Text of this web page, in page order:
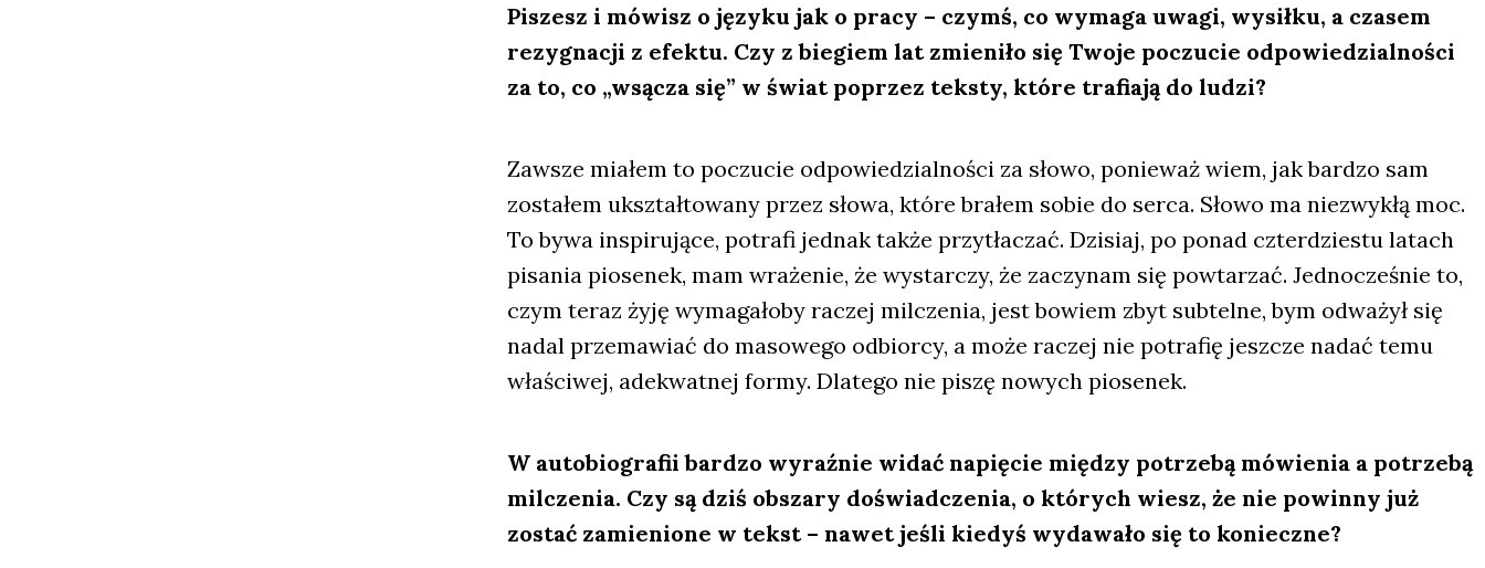
Piszesz i mówisz o języ­ku jak o pra­cy – czymś, co wyma­ga uwa­gi, wysił­ku, a cza­sem
rezy­gna­cji z efek­tu. Czy z bie­giem lat zmie­ni­ło się Two­je poczu­cie odpo­wie­dzial­no­ści
za to, co „wsą­cza się” w świat poprzez tek­sty, któ­re tra­fia­ją do ludzi?
Zawsze mia­łem to poczu­cie odpo­wie­dzial­no­ści za sło­wo, ponie­waż wiem, jak bar­dzo sam
zosta­łem ukształ­to­wa­ny przez sło­wa, któ­re bra­łem sobie do ser­ca. Sło­wo ma nie­zwy­kłą moc.
To bywa inspi­ru­ją­ce, potra­fi jed­nak tak­że przy­tła­czać. Dzi­siaj, po ponad czter­dzie­stu latach
pisa­nia pio­se­nek, mam wra­że­nie, że wystar­czy, że zaczy­nam się powta­rzać. Jed­no­cze­śnie to,
czym teraz żyję wyma­ga­ło­by raczej mil­cze­nia, jest bowiem zbyt sub­tel­ne, bym odwa­żył się
nadal prze­ma­wiać do maso­we­go odbior­cy, a może raczej nie potra­fię jesz­cze nadać temu
wła­ści­wej, ade­kwat­nej for­my. Dla­te­go nie piszę nowych pio­se­nek.
W auto­bio­gra­fii bar­dzo wyraź­nie widać napię­cie mię­dzy potrze­bą mówie­nia a potrze­bą
mil­cze­nia. Czy są dziś obsza­ry doświad­cze­nia, o któ­rych wiesz, że nie powin­ny już
zostać zamie­nio­ne w tekst – nawet jeśli kie­dyś wyda­wa­ło się to koniecz­ne?